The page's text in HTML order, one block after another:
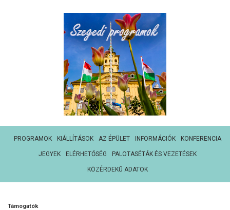
PROGRAMOK KIÁLLÍTÁSOK AZ ÉPÜLET INFORMÁCIÓK KONFERENCIA
JEGYEK ELÉRHETŐSÉG PALOTASÉTÁK ÉS VEZETÉSEK
KÖZÉRDEKŰ ADATOK
Támogatók